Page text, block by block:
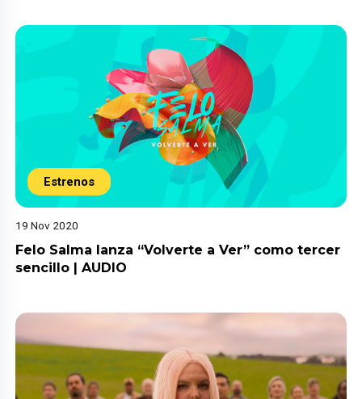
Estrenos
19 Nov 2020
Felo Salma lanza “Volverte a Ver” como tercer
sencillo | AUDIO